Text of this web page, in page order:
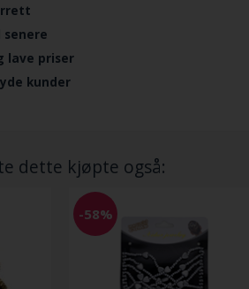
senere
lave priser
kunder
dette kjøpte også:
-58%